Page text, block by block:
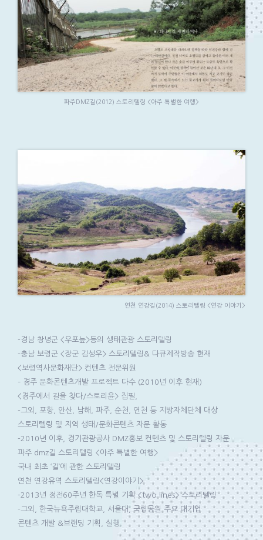
파주DMZ길(2012) 스토리텔링 <아주 특별한 여행>
연천 연강길(2014) 스토리텔링 <연강 이야기>
-경남 창녕군 <우포늪>등의 생태관광 스토리텔링
-충남 보령군 <장군 김성우> 스토리텔링& 다큐제작방송 현재
<보령역사문화재단> 컨텐츠 전문위원
– 경주 문화콘텐츠개발 프로젝트 다수 (2010년 이후 현재)
<경주에서 길을 찾다/스토리윤> 집필,
-그외, 포항, 안산, 남해, 파주, 순천, 연천 등 지방자체단체 대상
스토리텔링 및 지역 생태/문화콘텐츠 자문 활동
-2010년 이후, 경기관광공사 DMZ홍보 컨텐츠 및 스토리텔링 자문
파주 dmz길 스토리텔링 <아주 특별한 여행>
국내 최초 ‘길’에 관한 스토리텔링
연천 연강유역 스토리텔링<연강이야기>
-2013년 정전60주년 한독 특별 기획 <two lines> 스토리텔링
-그외, 한국뉴욕주립대학교, 서울대, 국립공원 주요 대기업
콘텐츠 개발 &브랜딩 기획, 실행.